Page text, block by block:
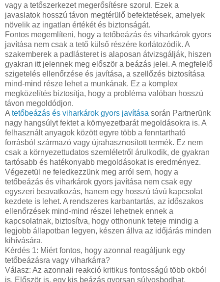
vagy a tetőszerkezet megerősítésre szorul. Ezek a
javaslatok hosszú távon megtérülő befektetések, amelyek
növelik az ingatlan értékét és biztonságát.
Fontos megemlíteni, hogy a tetőbeázás és viharkárok gyors
javítása nem csak a tető külső részére korlátozódik. A
szakemberek a padlásteret is alaposan átvizsgálják, hiszen
gyakran itt jelennek meg először a beázás jelei. A megfelelő
szigetelés ellenőrzése és javítása, a szellőzés biztosítása
mind-mind része lehet a munkának. Ez a komplex
megközelítés biztosítja, hogy a probléma valóban hosszú
távon megoldódjon.
A tetőbeázás és viharkárok gyors javítása során Partnerünk
nagy hangsúlyt fektet a környezetbarát megoldásokra is. A
felhasznált anyagok között egyre több a fenntartható
forrásból származó vagy újrahasznosított termék. Ez nem
csak a környezettudatos szemléletről árulkodik, de gyakran
tartósabb és hatékonyabb megoldásokat is eredményez.
Végezetül ne feledkezzünk meg arról sem, hogy a
tetőbeázás és viharkárok gyors javítása nem csak egy
egyszeri beavatkozás, hanem egy hosszú távú kapcsolat
kezdete is lehet. A rendszeres karbantartás, az időszakos
ellenőrzések mind-mind részei lehetnek ennek a
kapcsolatnak, biztosítva, hogy otthonunk teteje mindig a
legjobb állapotban legyen, készen állva az időjárás minden
kihívására.
Kérdés 1: Miért fontos, hogy azonnal reagáljunk egy
tetőbeázásra vagy viharkárra?
Válasz: Az azonnali reakció kritikus fontosságú több okból
is. Először is, egy kis beázás gyorsan súlyosbodhat,